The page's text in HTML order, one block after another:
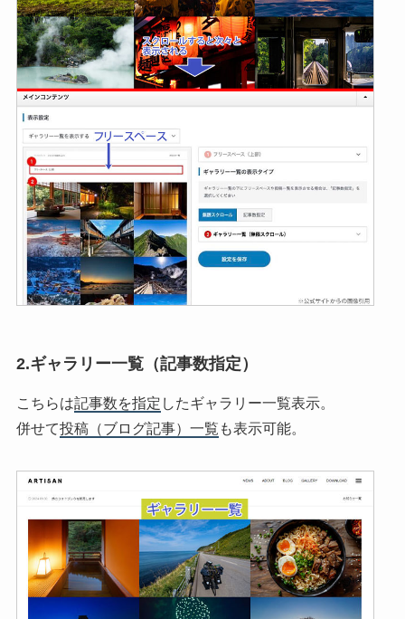
2.ギャラリー一覧（記事数指定）
こちらは記事数を指定 したギャラリー一覧表示。
併せて投稿（ブログ記事）一覧 も表示可能。